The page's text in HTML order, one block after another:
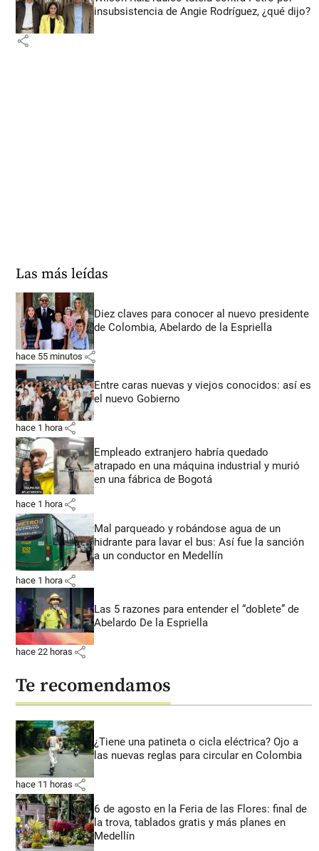
insubsistencia de Angie Rodríguez, ¿qué dijo?
share
Las más leídas
Diez claves para conocer al nuevo presidente
de Colombia, Abelardo de la Espriella
hace 55 minutos share
Entre caras nuevas y viejos conocidos: así es
el nuevo Gobierno
hace 1 hora share
Empleado extranjero habría quedado
atrapado en una máquina industrial y murió
en una fábrica de Bogotá
hace 1 hora share
Mal parqueado y robándose agua de un
hidrante para lavar el bus: Así fue la sanción
a un conductor en Medellín
hace 1 hora share
Las 5 razones para entender el “doblete” de
Abelardo De la Espriella
hace 22 horas share
Te recomendamos
¿Tiene una patineta o cicla eléctrica? Ojo a
las nuevas reglas para circular en Colombia
hace 11 horas share
6 de agosto en la Feria de las Flores: final de
la trova, tablados gratis y más planes en
Medellín